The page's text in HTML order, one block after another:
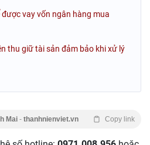
được vay vốn ngân hàng mua
thu giữ tài sản đảm bảo khi xử lý
Mai - thanhnienviet.vn Copy link